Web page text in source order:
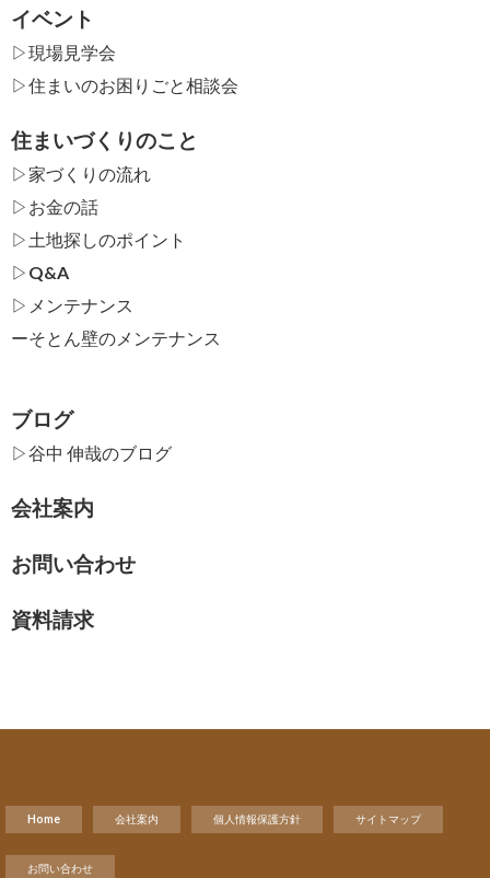
イベント
▷現場見学会
▷住まいのお困りごと相談会
住まいづくりのこと
▷家づくりの流れ
▷お金の話
▷土地探しのポイント
▷Q&A
▷メンテナンス
ーそとん壁のメンテナンス
ブログ
▷谷中 伸哉のブログ
会社案内
お問い合わせ
資料請求
Home 会社案内 個人情報保護方針 サイトマップ
お問い合わせ